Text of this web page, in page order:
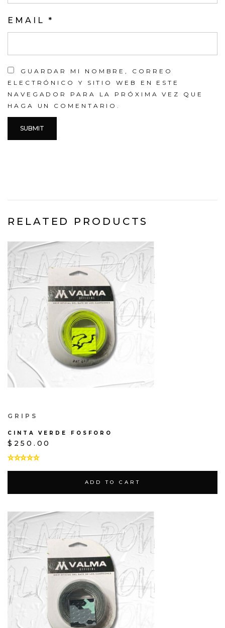
EMAIL*
GUARDAR MI NOMBRE, CORREO
ELECTRÓNICO Y SITIO WEB EN ESTE
NAVEGADOR PARA LA PRÓXIMA VEZ QUE
HAGA UN COMENTARIO.
RELATED PRODUCTS
GRIPS
CINTA VERDE FOSFORO
$ 250.00
ADD TO CART